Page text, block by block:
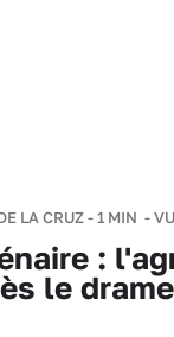
LA CRUZ-1 MIN -
:
le drame